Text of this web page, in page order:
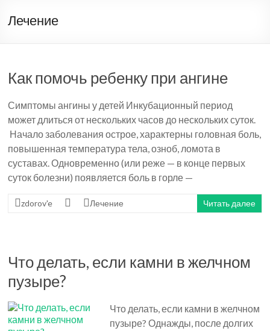
Лечение
Как помочь ребенку при ангине
Симптомы ангины у детей Инкубационный период
может длиться от нескольких часов до нескольких суток.
Начало заболевания острое, характерны головная боль,
повышенная температура тела, озноб, ломота в
суставах. Одновременно (или реже — в конце первых
суток болезни) появляется боль в горле —
zdorov'e Лечение Читать далее
Что делать, если камни в желчном
пузыре?
Что делать, если камни в желчном
пузыре? Однажды, после долгих